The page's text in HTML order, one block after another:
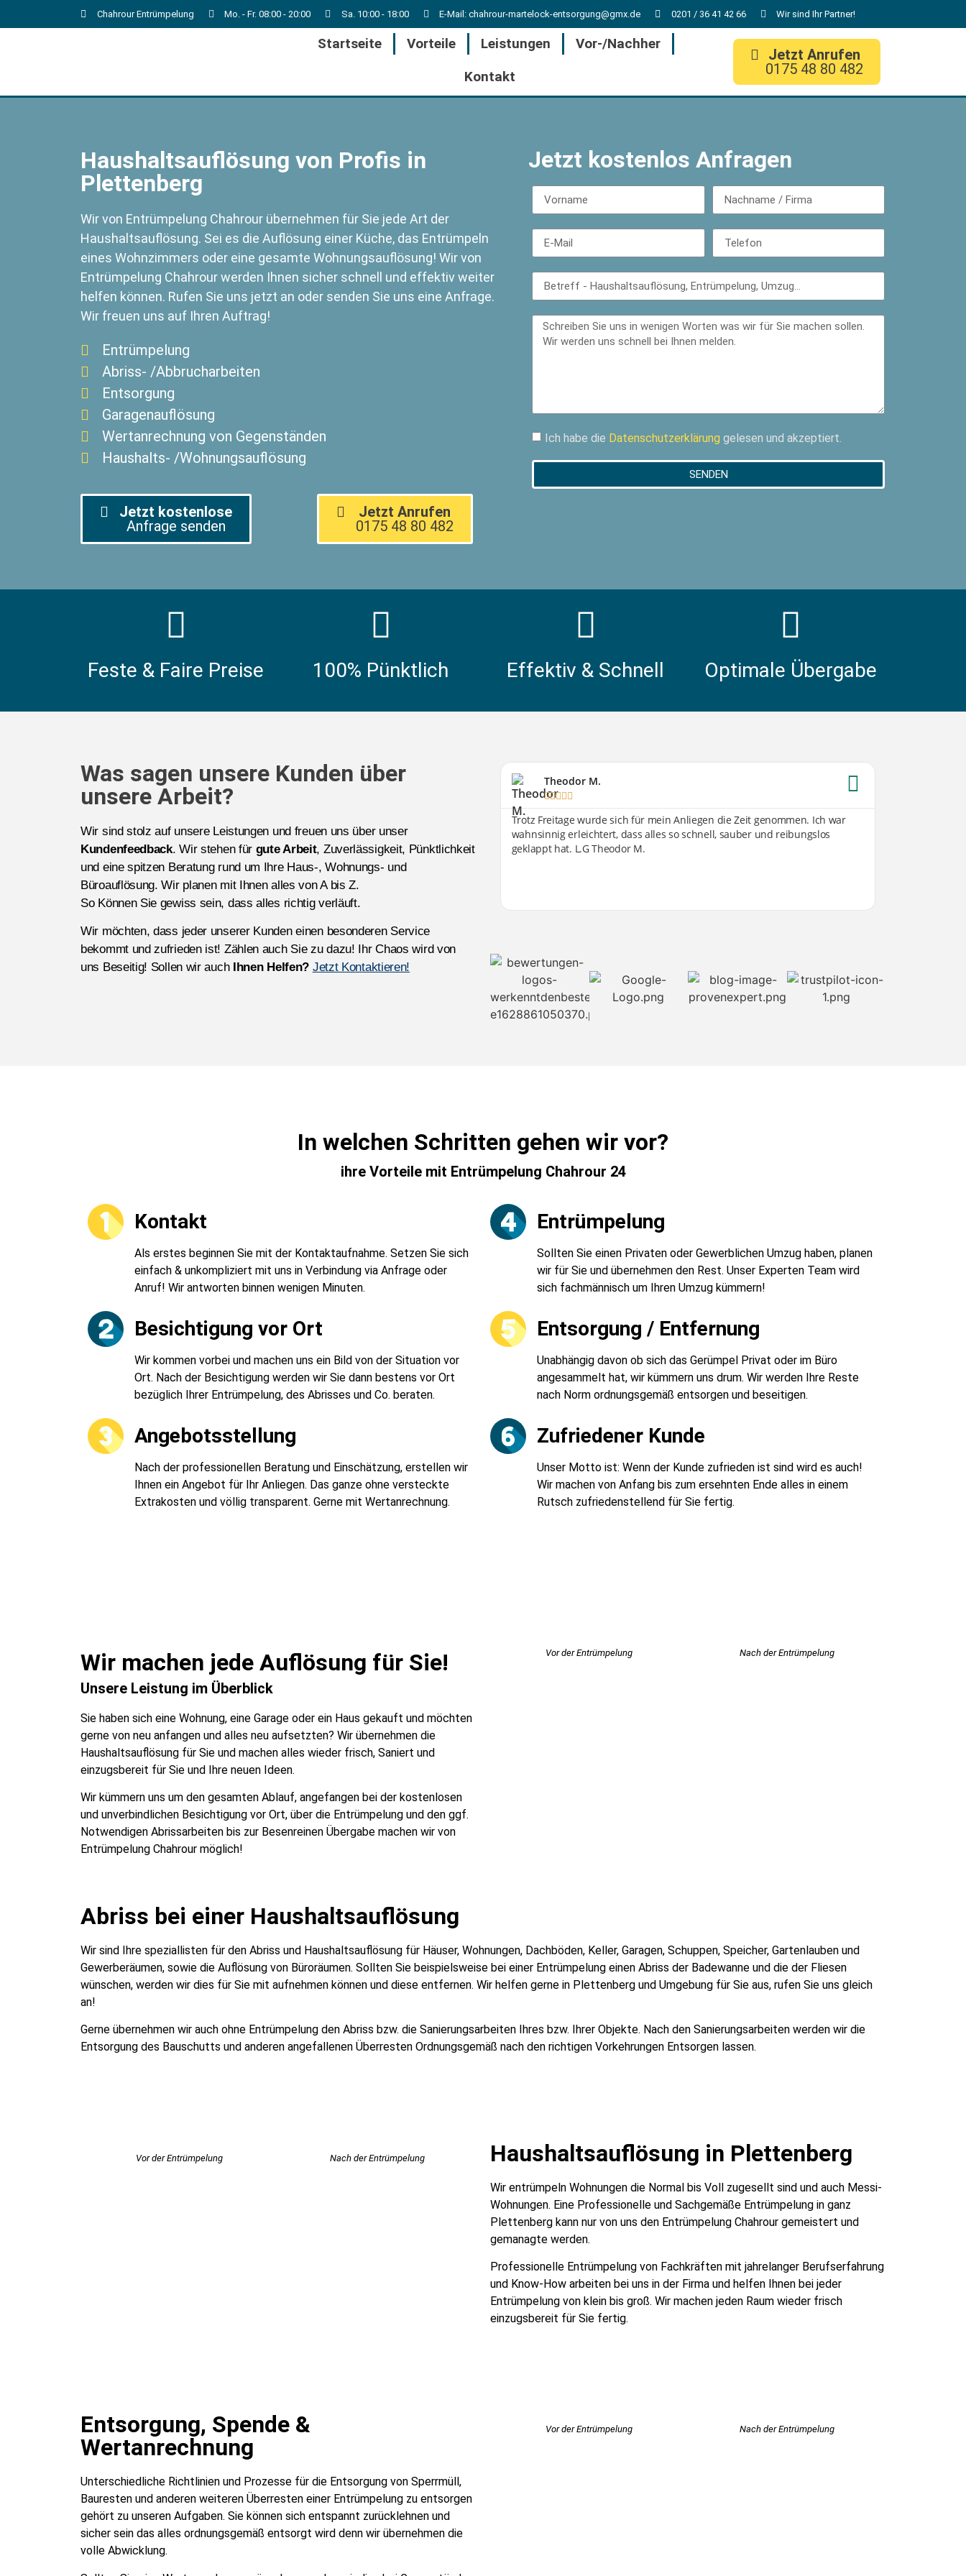
Chahrour Entrümpelung Mo. - Fr. 08:00 - 20:00 Sa. 10:00 - 18:00 E-Mail: chahrour-martelock-entsorgung@gmx.de 0201 / 36 41 42 66 Wir sind Ihr Partner!
Startseite Vorteile Leistungen
Vor-/Nachher
Kontakt
Jetzt Anrufen
0175 48 80 482
Haushaltsauflösung von Profis in
Plettenberg
Wir von Entrümpelung Chahrour übernehmen für Sie jede Art der
Haushaltsauflösung. Sei es die Auflösung einer Küche, das Entrümpeln
eines Wohnzimmers oder eine gesamte Wohnungsauflösung! Wir von
Entrümpelung Chahrour werden Ihnen sicher schnell und effektiv weiter
helfen können. Rufen Sie uns jetzt an oder senden Sie uns eine Anfrage.
Wir freuen uns auf Ihren Auftrag!
Entrümpelung
Abriss- /Abbrucharbeiten
Entsorgung
Garagenauflösung
Wertanrechnung von Gegenständen
Haushalts- /Wohnungsauflösung
Jetzt kostenlose
Anfrage senden
Jetzt Anrufen
0175 48 80 482
Jetzt kostenlos Anfragen
Ich habe die Datenschutzerklärung gelesen und akzeptiert.
SENDEN
Feste & Faire Preise 100% Pünktlich Effektiv & Schnell Optimale Übergabe
Was sagen unsere Kunden über
unsere Arbeit?
Wir sind stolz auf unsere Leistungen und freuen uns über unser
Kundenfeedback. Wir stehen für gute Arbeit, Zuverlässigkeit, Pünktlichkeit
und eine spitzen Beratung rund um Ihre Haus-, Wohnungs- und
Büroauflösung. Wir planen mit Ihnen alles von A bis Z.
So Können Sie gewiss sein, dass alles richtig verläuft.
Wir möchten, dass jeder unserer Kunden einen besonderen Service
bekommt und zufrieden ist! Zählen auch Sie zu dazu! Ihr Chaos wird von
uns Beseitig! Sollen wir auch
Ihnen Helfen? Jetzt Kontaktieren!
Theodor M.
  
Trotz Freitage wurde sich für mein Anliegen die Zeit genommen. Ich war
wahnsinnig erleichtert, dass alles so schnell, sauber und reibungslos
geklappt hat. L.G Theodor M.
In welchen Schritten gehen wir vor?
ihre Vorteile mit Entrümpelung Chahrour 24
Kontakt
Als erstes beginnen Sie mit der Kontaktaufnahme. Setzen Sie sich
einfach & unkompliziert mit uns in Verbindung via Anfrage oder
Anruf! Wir antworten binnen wenigen Minuten.
Besichtigung vor Ort
Wir kommen vorbei und machen uns ein Bild von der Situation vor
Ort. Nach der Besichtigung werden wir Sie dann bestens vor Ort
bezüglich Ihrer Entrümpelung, des Abrisses und Co. beraten.
Angebotsstellung
Nach der professionellen Beratung und Einschätzung, erstellen wir
Ihnen ein Angebot für Ihr Anliegen. Das ganze ohne versteckte
Extrakosten und völlig transparent. Gerne mit Wertanrechnung.
Entrümpelung
Sollten Sie einen Privaten oder Gewerblichen Umzug haben, planen
wir für Sie und übernehmen den Rest. Unser Experten Team wird
sich fachmännisch um Ihren Umzug kümmern!
Entsorgung / Entfernung
Unabhängig davon ob sich das Gerümpel Privat oder im Büro
angesammelt hat, wir kümmern uns drum. Wir werden Ihre Reste
nach Norm ordnungsgemäß entsorgen und beseitigen.
Zufriedener Kunde
Unser Motto ist: Wenn der Kunde zufrieden ist sind wird es auch!
Wir machen von Anfang bis zum ersehnten Ende alles in einem
Rutsch zufriedenstellend für Sie fertig.
Wir machen jede Auflösung für Sie!​
Unsere Leistung im Überblick
Sie haben sich eine Wohnung, eine Garage oder ein Haus gekauft und möchten
gerne von neu anfangen und alles neu aufsetzten? Wir übernehmen die
Haushaltsauflösung für Sie und machen alles wieder frisch, Saniert und
einzugsbereit für Sie und Ihre neuen Ideen.
Wir kümmern uns um den gesamten Ablauf, angefangen bei der kostenlosen
und unverbindlichen Besichtigung vor Ort, über die Entrümpelung und den ggf.
Notwendigen Abrissarbeiten bis zur Besenreinen Übergabe machen wir von
Entrümpelung Chahrour möglich!
Vor der Entrümpelung Nach der Entrümpelung
Abriss bei einer Haushaltsauflösung
Wir sind Ihre speziallisten für den Abriss und Haushaltsauflösung für Häuser, Wohnungen, Dachböden, Keller, Garagen, Schuppen, Speicher, Gartenlauben und
Gewerberäumen, sowie die Auflösung von Büroräumen. Sollten Sie beispielsweise bei einer Entrümpelung einen Abriss der Badewanne und die der Fliesen
wünschen, werden wir dies für Sie mit aufnehmen können und diese entfernen. Wir helfen gerne in Plettenberg und Umgebung für Sie aus, rufen Sie uns gleich
an!
Gerne übernehmen wir auch ohne Entrümpelung den Abriss bzw. die Sanierungsarbeiten Ihres bzw. Ihrer Objekte. Nach den Sanierungsarbeiten werden wir die
Entsorgung des Bauschutts und anderen angefallenen Überresten Ordnungsgemäß nach den richtigen Vorkehrungen Entsorgen lassen.
Vor der Entrümpelung Nach der Entrümpelung Haushaltsauflösung in Plettenberg
Wir entrümpeln Wohnungen die Normal bis Voll zugesellt sind und auch Messi-
Wohnungen. Eine Professionelle und Sachgemäße Entrümpelung in ganz
Plettenberg kann nur von uns den Entrümpelung Chahrour gemeistert und
gemanagte werden.
Professionelle Entrümpelung von Fachkräften mit jahrelanger Berufserfahrung
und Know-How arbeiten bei uns in der Firma und helfen Ihnen bei jeder
Entrümpelung von klein bis groß. Wir machen jeden Raum wieder frisch
einzugsbereit für Sie fertig.
Entsorgung, Spende &
Wertanrechnung
Unterschiedliche Richtlinien und Prozesse für die Entsorgung von Sperrmüll,
Bauresten und anderen weiteren Überresten einer Entrümpelung zu entsorgen
gehört zu unseren Aufgaben. Sie können sich entspannt zurücklehnen und
sicher sein das alles ordnungsgemäß entsorgt wird denn wir übernehmen die
volle Abwicklung.
Vor der Entrümpelung Nach der Entrümpelung